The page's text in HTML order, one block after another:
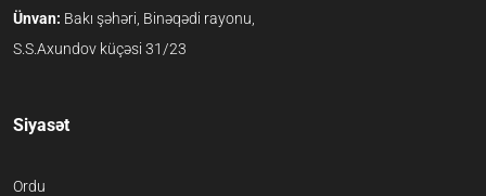
Ünvan: Bakı şəhəri, Binəqədi rayonu,
S.S.Axundov küçəsi 31/23
Siyasət
Ordu